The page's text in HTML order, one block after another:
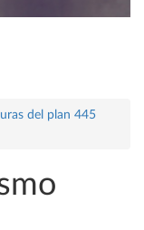
del plan 445